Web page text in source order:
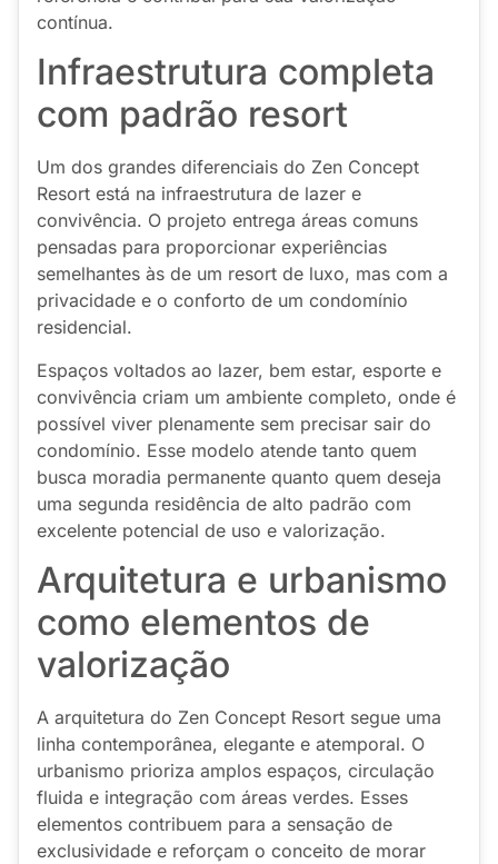
contínua.
Infraestrutura completa
com padrão resort
Um dos grandes diferenciais do Zen Concept
Resort está na infraestrutura de lazer e
convivência. O projeto entrega áreas comuns
pensadas para proporcionar experiências
semelhantes às de um resort de luxo, mas com a
privacidade e o conforto de um condomínio
residencial.
Espaços voltados ao lazer, bem estar, esporte e
convivência criam um ambiente completo, onde é
possível viver plenamente sem precisar sair do
condomínio. Esse modelo atende tanto quem
busca moradia permanente quanto quem deseja
uma segunda residência de alto padrão com
excelente potencial de uso e valorização.
Arquitetura e urbanismo
como elementos de
valorização
A arquitetura do Zen Concept Resort segue uma
linha contemporânea, elegante e atemporal. O
urbanismo prioriza amplos espaços, circulação
fluida e integração com áreas verdes. Esses
elementos contribuem para a sensação de
exclusividade e reforçam o conceito de morar